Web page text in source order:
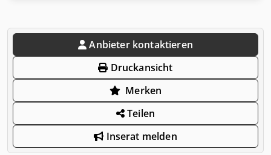
Anbieter kontaktieren
Druckansicht
Merken
Teilen
Inserat melden